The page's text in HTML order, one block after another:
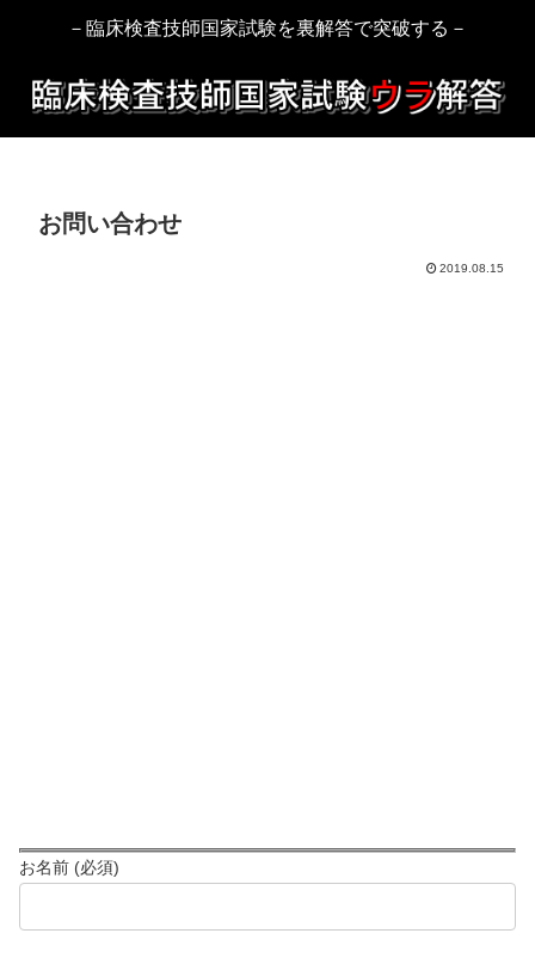
－臨床検査技師国家試験を裏解答で突破する－
お問い合わせ
2019.08.15
お名前 (必須)